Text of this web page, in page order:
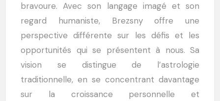
bravoure. Avec son langage imagé et son
regard humaniste, Brezsny offre une
perspective différente sur les défis et les
opportunités qui se présentent à nous. Sa
vision se distingue de l’astrologie
traditionnelle, en se concentrant davantage
sur la croissance personnelle et